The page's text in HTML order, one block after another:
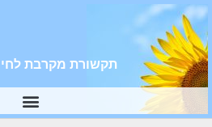
תקשורת מקרבת